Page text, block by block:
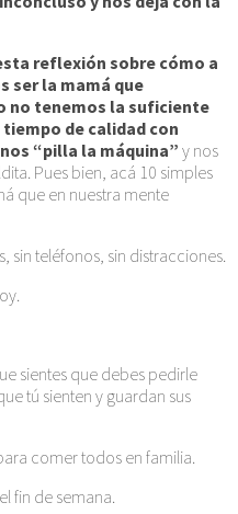
reflexión sobre cómo a
ser la mamá que
no tenemos la suficiente
de calidad con
“pilla la máquina” y nos
Pues bien, acá 10 simples
que en nuestra mente
sin teléfonos, sin distracciones.
sientes que debes pedirle
tú sienten y guardan sus
comer todos en familia.
fin de semana.